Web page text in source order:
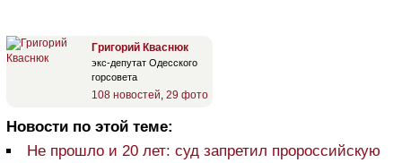
Григорий Кваснюк
экс-депутат Одесского
горсовета
108 новостей, 29 фото
Новости по этой теме:
Не прошло и 20 лет: суд запретил пророссийскую